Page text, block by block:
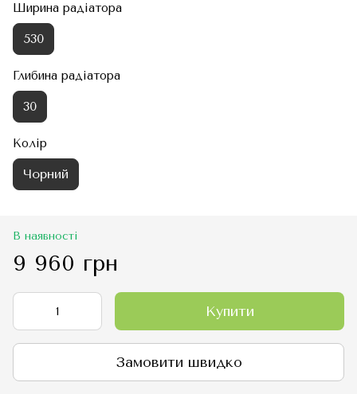
Ширина радіатора
530
Глибина радіатора
30
Колір
Чорний
В наявності
9 960 грн
Купити
Замовити швидко